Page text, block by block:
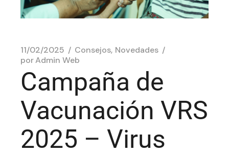
11/02/2025 Consejos Novedades
porAdmin Web
Campaña de
Vacunación VRS
2025 – Virus